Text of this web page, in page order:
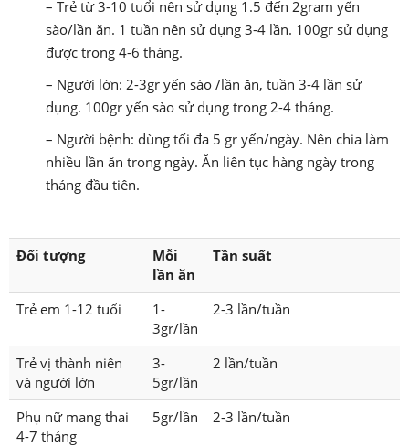
– Trẻ từ 3-10 tuổi nên sử dụng 1.5 đến 2gram yến
sào/lần ăn. 1 tuần nên sử dụng 3-4 lần. 100gr sử dụng
được trong 4-6 tháng.
– Người lớn: 2-3gr yến sào /lần ăn, tuần 3-4 lần sử
dụng. 100gr yến sào sử dụng trong 2-4 tháng.
– Người bệnh: dùng tối đa 5 gr yến/ngày. Nên chia làm
nhiều lần ăn trong ngày. Ăn liên tục hàng ngày trong
tháng đầu tiên.
Đối tượng
Mỗi
lần ăn
Tần suất
Trẻ em 1-12 tuổi
1-
3gr/lần
2-3 lần/tuần
Trẻ vị thành niên
và người lớn
3-
5gr/lần
2 lần/tuần
Phụ nữ mang thai
4-7 tháng
5gr/lần 2-3 lần/tuần